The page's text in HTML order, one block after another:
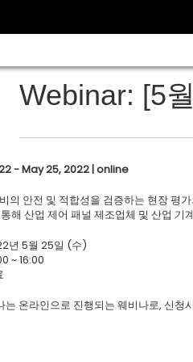
Webinar: [5
- May 25, 2022 | online
의 안전 및 적합성을 검증하는 현장 평
해 산업 제어 패널 제조업체 및 산업
년 5월 25일 (수)
~ 16:00
는 온라인으로 진행되는 웨비나로, 신